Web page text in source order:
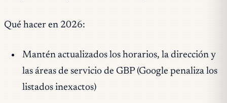
Qué hacer en 2026:
Mantén actualizados los horarios, la dirección y
las áreas de servicio de GBP (Google penaliza los
listados inexactos)